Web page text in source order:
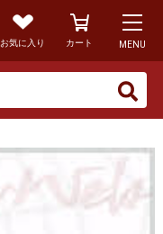
お気に入り カート MENU